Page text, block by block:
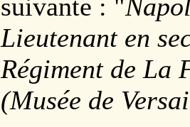
suivante : "
Lieutenant en
Régiment de La
(Musée de